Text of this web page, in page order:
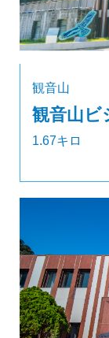
観音山
観音山ビ
1.67キロ